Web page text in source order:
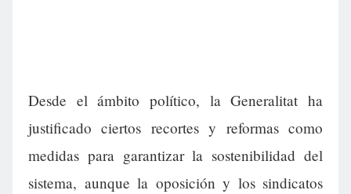
Desde el ámbito político, la Generalitat ha
justificado ciertos recortes y reformas como
medidas para garantizar la sostenibilidad del
sistema, aunque la oposición y los sindicatos